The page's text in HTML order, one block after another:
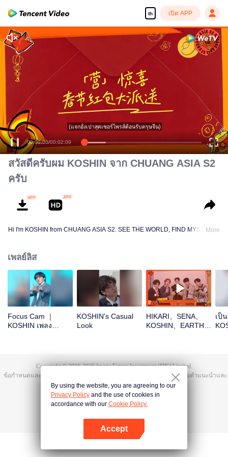
th เปิด APP
00:00:00/00:02:09
(แจกอั่งเปาสุดเซอร์ไพรส์ต้อนรับตรุษจีน)
สวัสดีครับผม KOSHIN จาก CHUANG ASIA S2
ครับ
Hi I'm KOSHIN from CHUANG ASIA S2. SEE THE WORLD, FIND MYSELF!More
เพลย์ลิส
Focus Cam ｜
KOSHIN เพลง
KOSHIN's Casual
Look
HIKARI、SENA、
KOSHIN、EARTH、
witness the luck
เป็
Copyright © 2016-2026Image Future Investment (HK) Limited.
ข้อกำหนดและเงื่อนไข
| เสนอคำแนะนำและ
ข้อติชม | @TencentVideo
By using the website, you are agreeing to our
Privacy Policy and the use of cookies in
accordance with our Cookie Policy.
Accept